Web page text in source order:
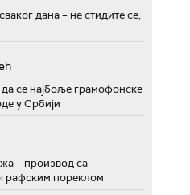
дана – не стидите се,
се најбоље грамофонске
у Србији
– производ са
пореклом